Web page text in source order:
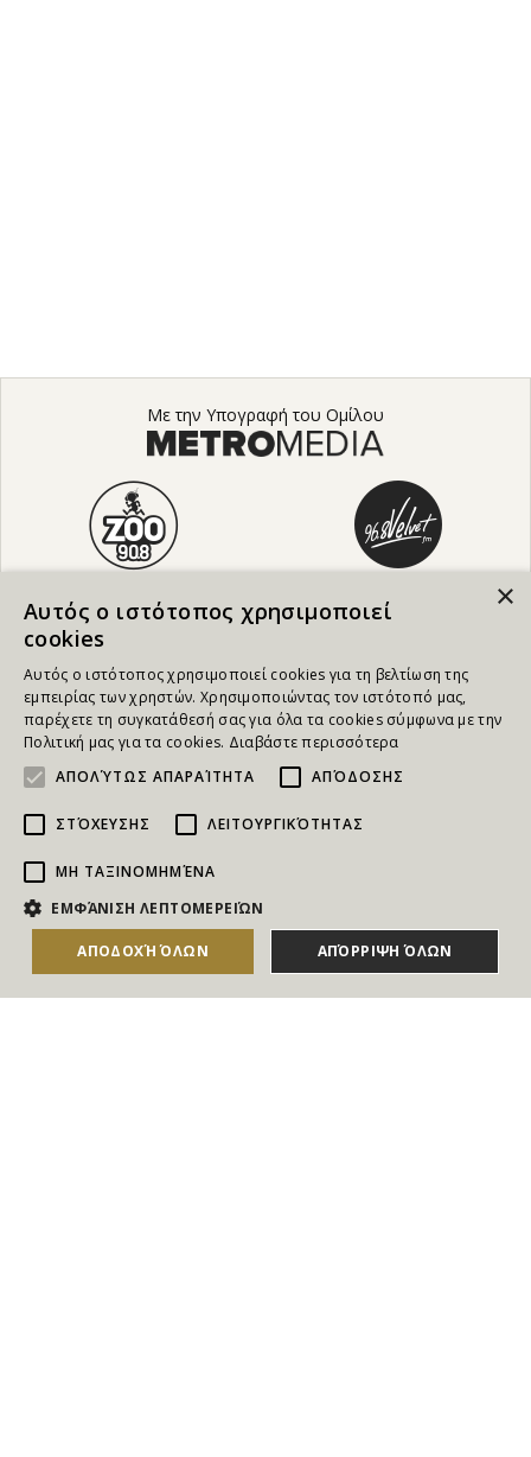
ΑΓΟΡΑΣΕ ΤΟ
Με την Υπογραφή του Ομίλου
NEWSLETTER
Για να ενημερώνεστε άμεσα για τους Διαγωνισμούς, τα
Δώρα, τις Νέες Προσφορές & τις Νέες Δωροεπιταγές
×
Αυτός ο ιστότοπος χρησιμοποιεί
cookies
Αυτός ο ιστότοπος χρησιμοποιεί cookies για τη βελτίωση της
εμπειρίας των χρηστών. Χρησιμοποιώντας τον ιστότοπό μας,
παρέχετε τη συγκατάθεσή σας για όλα τα cookies σύμφωνα με την
Πολιτική μας για τα cookies. Διαβάστε περισσότερα
ΑΠΟΛΎΤΩΣ ΑΠΑΡΑΊΤΗΤΑ
ΑΠΌΔΟΣΗΣ
ΣΤΌΧΕΥΣΗΣ ΛΕΙΤΟΥΡΓΙΚΌΤΗΤΑΣ
ΜΗ ΤΑΞΙΝΟΜΗΜΈΝΑ
ΕΜΦΆΝΙΣΗ ΛΕΠΤΟΜΕΡΕΙΏΝ
ΑΠΟΔΟΧΉ ΌΛΩΝ ΑΠΌΡΡΙΨΗ ΌΛΩΝ